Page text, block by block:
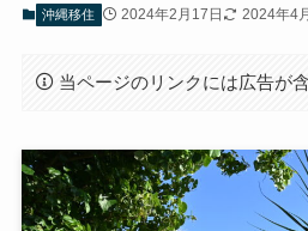
沖縄移住 2024年2月17日 2024年4
当ページのリンクには広告が